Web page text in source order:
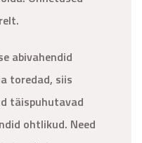
abivahendid
toredad, siis
täispuhutavad
ohtlikud. Need